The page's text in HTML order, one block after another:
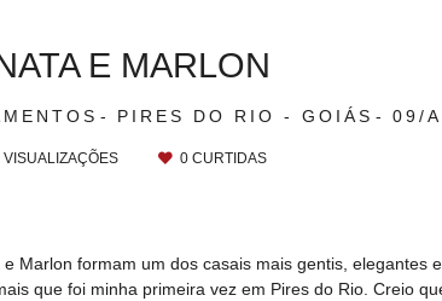
PIRES DO RIO - GOIÁS 09/
E MARLON
VISUALIZAÇÕES 0 CURTIDAS
e Marlon formam um dos casais mais gentis,
que foi minha primeira vez em Pires do Rio. Creio